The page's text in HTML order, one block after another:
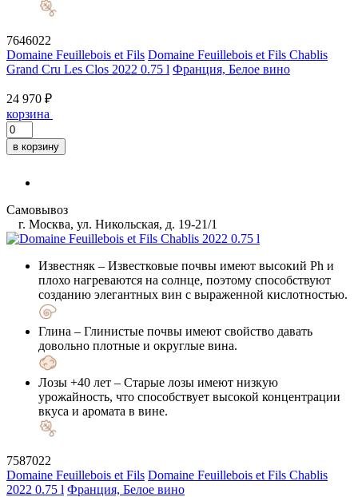
7646022
Domaine Feuillebois et Fils Domaine Feuillebois et Fils Chablis
Grand Cru Les Clos 2022 0.75 l Франция, Белое вино
24 970 ₽
корзина
в корзину
Самовывоз
г. Москва, ул. Никольская, д. 19-21/1
Известняк – Известковые почвы имеют высокий Ph и
плохо нагреваются на солнце, поэтому способствуют
созданию элегантных вин с выраженной кислотностью.
Глина – Глинистые почвы имеют свойство давать
довольно плотные и округлые вина.
Лозы +40 лет – Старые лозы имеют низкую
урожайность, что способствует высокой концентрации
вкуса и аромата в вине.
7587022
Domaine Feuillebois et Fils Domaine Feuillebois et Fils Chablis
2022 0.75 l Франция, Белое вино